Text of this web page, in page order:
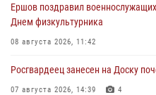
Ершов поздравил
Днем физкультурника
08 августа 2026, 11:42
Росгвардеец занесен на Доску
07 августа 2026, 14:39 4